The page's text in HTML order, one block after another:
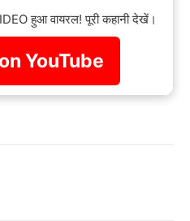
हुआ वायरल! पूरी कहानी देखें।
YouTube